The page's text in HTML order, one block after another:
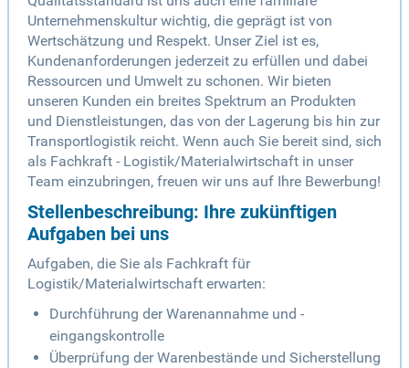
Unternehmenskultur wichtig, die geprägt ist von
Wertschätzung und Respekt. Unser Ziel ist es,
Kundenanforderungen jederzeit zu erfüllen und dabei
Ressourcen und Umwelt zu schonen. Wir bieten
unseren Kunden ein breites Spektrum an Produkten
und Dienstleistungen, das von der Lagerung bis hin zur
Transportlogistik reicht. Wenn auch Sie bereit sind, sich
als Fachkraft - Logistik/Materialwirtschaft in unser
Team einzubringen, freuen wir uns auf Ihre Bewerbung!
Stellenbeschreibung: Ihre zukünftigen
Aufgaben bei uns
Aufgaben, die Sie als Fachkraft für
Logistik/Materialwirtschaft erwarten:
Durchführung der Warenannahme und -
eingangskontrolle
Überprüfung der Warenbestände und Sicherstellung